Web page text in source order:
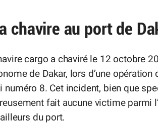
chavire au port de
cargo a chaviré le 12 octobre
de Dakar, lors d’une opération
numéro 8. Cet incident, bien que
fait aucune victime parmi
du port.